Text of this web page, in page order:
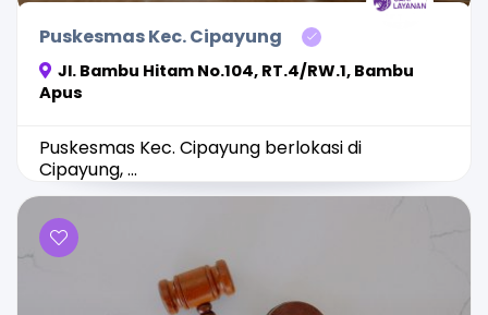
Puskesmas Kec. Cipayung
Jl. Bambu Hitam No.104, RT.4/RW.1, Bambu
Apus
Puskesmas Kec. Cipayung berlokasi di
Cipayung, ...